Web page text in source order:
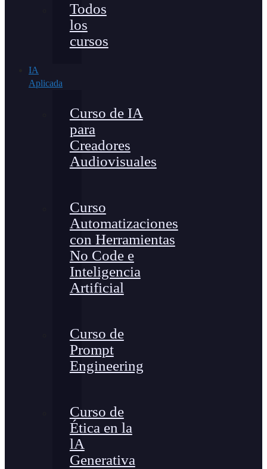
Todos
los
cursos
IA
Aplicada
Curso de IA
para
Creadores
Audiovisuales
Curso
Automatizaciones
con Herramientas
No Code e
Inteligencia
Artificial
Curso de
Prompt
Engineering
Curso de
Ética en la
lA
Generativa